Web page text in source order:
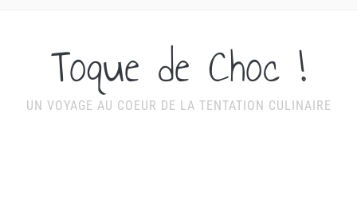
Toque de Choc !
UN VOYAGE AU COEUR DE LA TENTATION CULINAIRE